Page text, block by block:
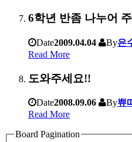
6학년 반좀 나누어
Date2009.04.04 By은
Read More
도와주세요!!
Date2008.09.06 By쀼
Read More
Board Pagination